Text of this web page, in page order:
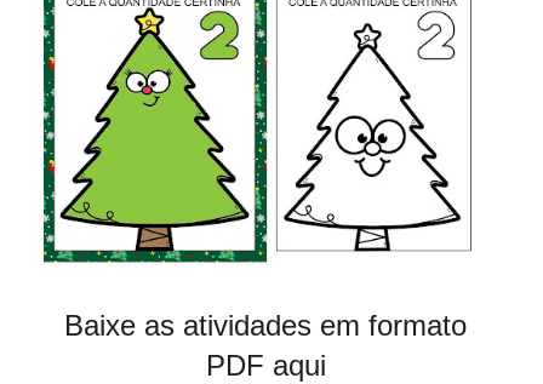
Baixe as atividades em formato
PDF aqui